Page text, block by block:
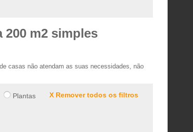
200 m2 simples
casas não atendam as suas necessidades, não
X Remover todos os filtros
Plantas